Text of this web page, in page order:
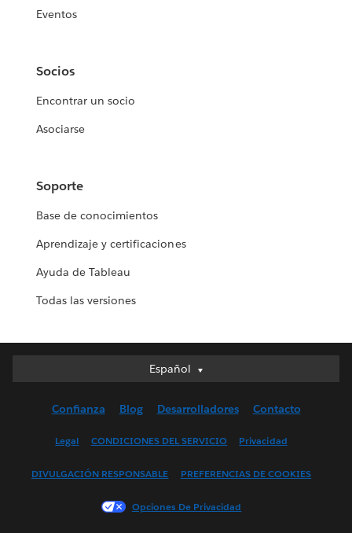
Eventos
Socios
Encontrar un socio
Asociarse
Soporte
Base de conocimientos
Aprendizaje y certificaciones
Ayuda de Tableau
Todas las versiones
Español
Español
English (UK)
Français (France)
Confianza Blog Desarrolladores Contacto
Legal CONDICIONES DEL SERVICIO Privacidad
DIVULGACIÓN RESPONSABLE PREFERENCIAS DE COOKIES
Opciones De Privacidad